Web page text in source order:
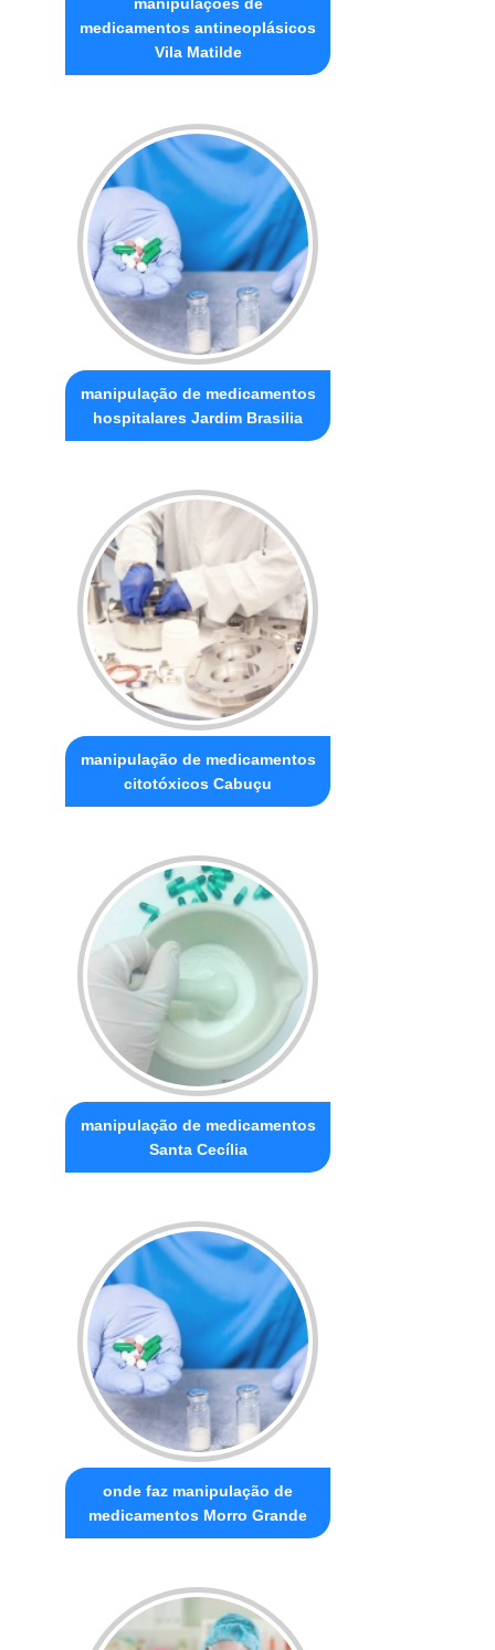
medicamentos antineoplásicos
Vila Matilde
manipulação de medicamentos
hospitalares Jardim Brasilia
manipulação de medicamentos
citotóxicos Cabuçu
manipulação de medicamentos
Santa Cecília
onde faz manipulação de
medicamentos Morro Grande